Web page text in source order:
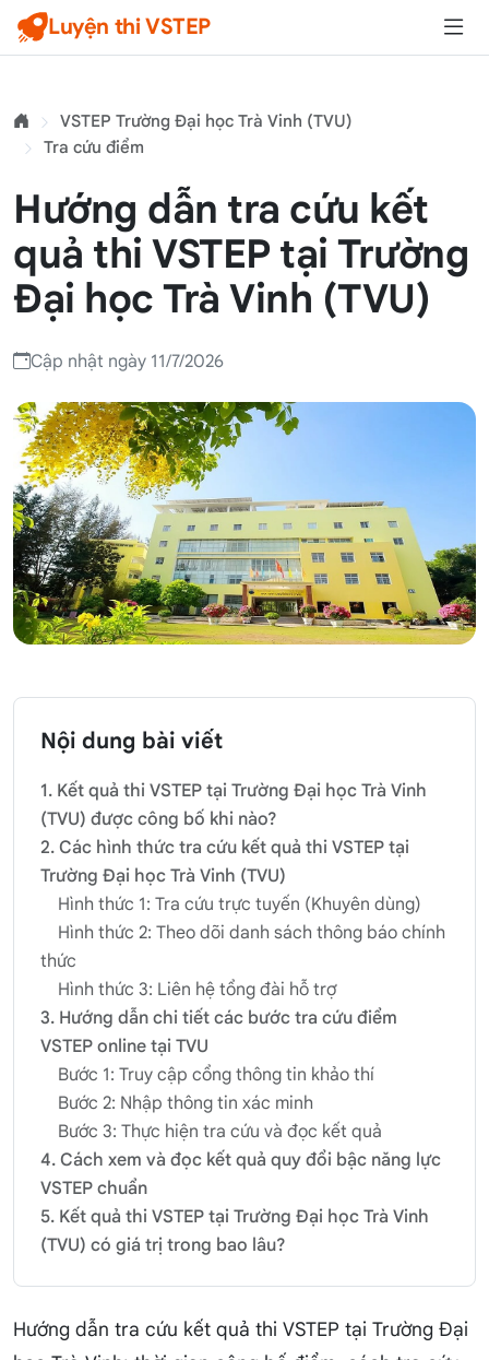
Luyện thi VSTEP
VSTEP Trường Đại học Trà Vinh (TVU)
Tra cứu điểm
Hướng dẫn tra cứu kết
quả thi VSTEP tại Trường
Đại học Trà Vinh (TVU)
Cập nhật ngày 11/7/2026
Nội dung bài viết
1. Kết quả thi VSTEP tại Trường Đại học Trà Vinh
(TVU) được công bố khi nào?
2. Các hình thức tra cứu kết quả thi VSTEP tại
Trường Đại học Trà Vinh (TVU)
Hình thức 1: Tra cứu trực tuyến (Khuyên dùng)
Hình thức 2: Theo dõi danh sách thông báo chính
thức
Hình thức 3: Liên hệ tổng đài hỗ trợ
3. Hướng dẫn chi tiết các bước tra cứu điểm
VSTEP online tại TVU
Bước 1: Truy cập cổng thông tin khảo thí
Bước 2: Nhập thông tin xác minh
Bước 3: Thực hiện tra cứu và đọc kết quả
4. Cách xem và đọc kết quả quy đổi bậc năng lực
VSTEP chuẩn
5. Kết quả thi VSTEP tại Trường Đại học Trà Vinh
(TVU) có giá trị trong bao lâu?
Hướng dẫn tra cứu kết quả thi VSTEP tại Trường Đại